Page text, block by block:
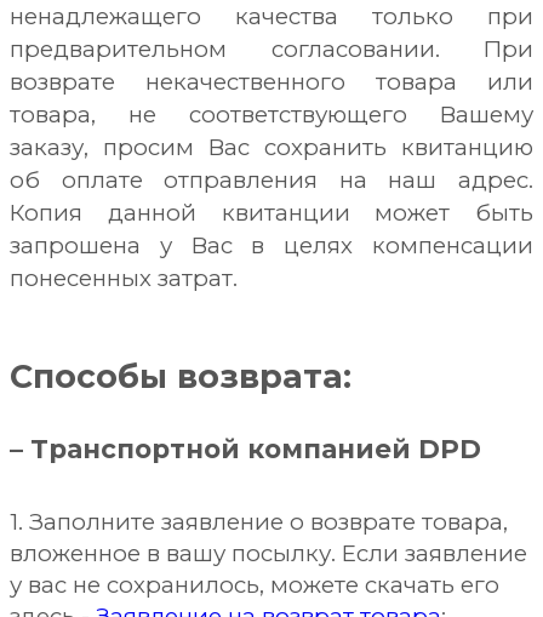
ненадлежащего качества только при
предварительном согласовании. При
возврате некачественного товара или
товара, не соответствующего Вашему
заказу, просим Вас сохранить квитанцию
об оплате отправления на наш адрес.
Копия данной квитанции может быть
запрошена у Вас в целях компенсации
понесенных затрат.
Способы возврата:
– Транспортной компанией DPD
1. Заполните заявление о возврате товара,
вложенное в вашу посылку. Если заявление
у вас не сохранилось, можете скачать его